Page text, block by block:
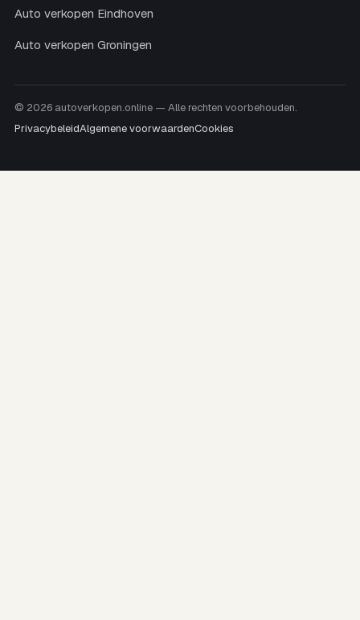
Auto verkopen Eindhoven
Auto verkopen Groningen
© 2026 autoverkopen.online — Alle rechten voorbehouden.
PrivacybeleidAlgemene voorwaardenCookies